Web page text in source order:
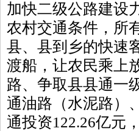
加快二级公路建设
农村交通条件，所
县、县到乡的快速
渡船，让农民乘上
路、争取县县通一
通油路（水泥路）
通投资122.26亿元